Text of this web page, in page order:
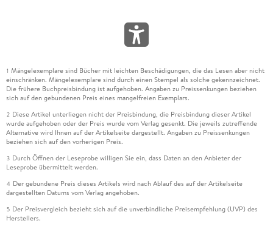
1 Mängelexemplare sind Bücher mit leichten Beschädigungen, die das Lesen aber nicht
einschränken. Mängelexemplare sind durch einen Stempel als solche gekennzeichnet.
Die frühere Buchpreisbindung ist aufgehoben. Angaben zu Preissenkungen beziehen
sich auf den gebundenen Preis eines mangelfreien Exemplars.
2 Diese Artikel unterliegen nicht der Preisbindung, die Preisbindung dieser Artikel
wurde aufgehoben oder der Preis wurde vom Verlag gesenkt. Die jeweils zutreffende
Alternative wird Ihnen auf der Artikelseite dargestellt. Angaben zu Preissenkungen
beziehen sich auf den vorherigen Preis.
3 Durch Öffnen der Leseprobe willigen Sie ein, dass Daten an den Anbieter der
Leseprobe übermittelt werden.
4 Der gebundene Preis dieses Artikels wird nach Ablauf des auf der Artikelseite
dargestellten Datums vom Verlag angehoben.
5 Der Preisvergleich bezieht sich auf die unverbindliche Preisempfehlung (UVP) des
Herstellers.